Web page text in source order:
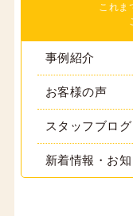
これま
事例紹介
お客様の声
スタッフブログ
新着情報・お